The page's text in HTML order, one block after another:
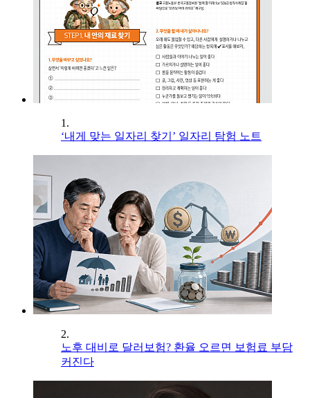
1.
‘내게 맞는 일자리 찾기’ 일자리 탐험 노트
2.
노후 대비로 달러보험? 환율 오르면 보험료 부담
커진다